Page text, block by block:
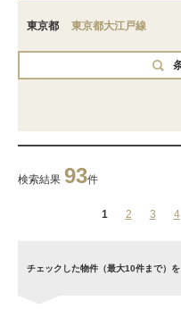
東京都 東京都大江戸線
検索結果 93件
1 2 3 4
チェックした物件（最大10件まで）を